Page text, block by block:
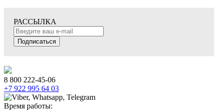
РАССЫЛКА
Подписаться
8 800 222-45-06
+7 922 995 64 03
Время работы: